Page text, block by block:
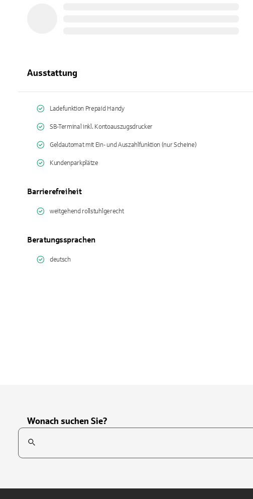
Ausstattung
Ladefunktion Prepaid Handy
SB-Terminal inkl. Kontoauszugsdrucker
Geldautomat mit Ein- und Auszahlfunktion (nur Scheine)
Kundenparkplätze
Barrierefreiheit
weitgehend rollstuhlgerecht
Beratungssprachen
deutsch
Wonach suchen Sie?
Suchfeld